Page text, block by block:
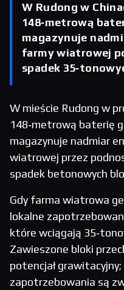
W Rudong w
148‑metrową
magazynuje
farmy wiatrowej
spadek
W mieście Rudong w
148‑metrową baterię
magazynuje nadmiar
wiatrowej przez
spadek betonowych
Gdy farma wiatrowa
lokalne
które wciągają
Zawieszone bloki
potencjał
zapotrzebowania są